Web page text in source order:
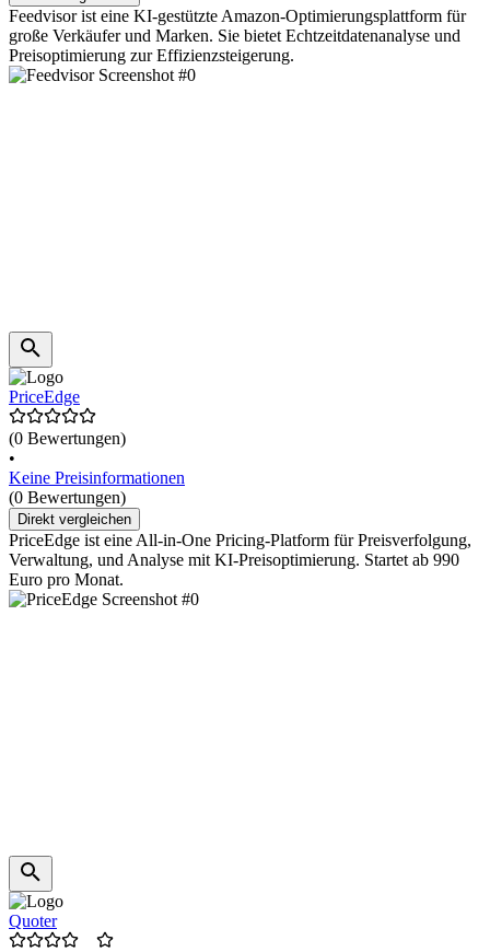
Feedvisor ist eine KI-gestützte Amazon-Optimierungsplattform für
große Verkäufer und Marken. Sie bietet Echtzeitdatenanalyse und
Preisoptimierung zur Effizienzsteigerung.
PriceEdge
(0 Bewertungen)
•
Keine Preisinformationen
(0 Bewertungen)
Direkt vergleichen
PriceEdge ist eine All-in-One Pricing-Platform für Preisverfolgung,
Verwaltung, und Analyse mit KI-Preisoptimierung. Startet ab 990
Euro pro Monat.
Quoter